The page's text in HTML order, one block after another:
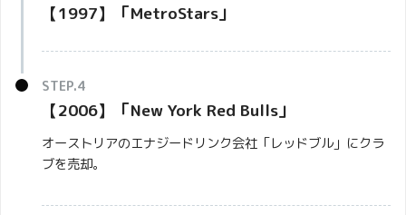
【1997】「MetroStars」
【2006】「New York Red Bulls」
オーストリアのエナジードリンク会社「レッドブル」にクラ
ブを売却。